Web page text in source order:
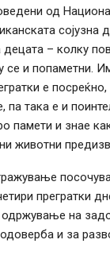
од
сојузна
– колку
се и попаметни.
е
па така е и
памети и знае
животни
прегратки
одржување на
и за